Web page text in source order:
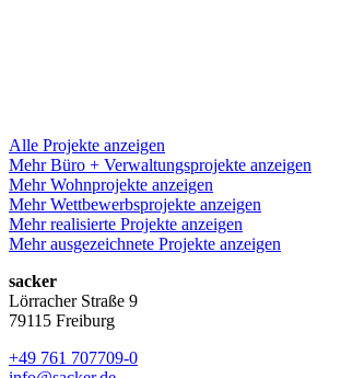
Alle Projekte anzeigen
Mehr Büro + Verwaltungsprojekte anzeigen
Mehr Wohnprojekte anzeigen
Mehr Wettbewerbsprojekte anzeigen
Mehr realisierte Projekte anzeigen
Mehr ausgezeichnete Projekte anzeigen
sacker
Lörracher Straße 9
79115 Freiburg
+49 761 707709-0